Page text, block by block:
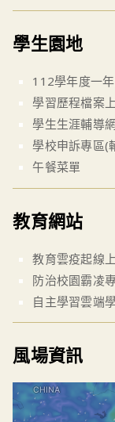
學生園地
112學年度一
學習歷程檔案
學生生涯輔導網
學校申訴專區(
午餐菜單
教育網站
教育雲疫起線
防治校園霸凌
自主學習雲端
風場資訊